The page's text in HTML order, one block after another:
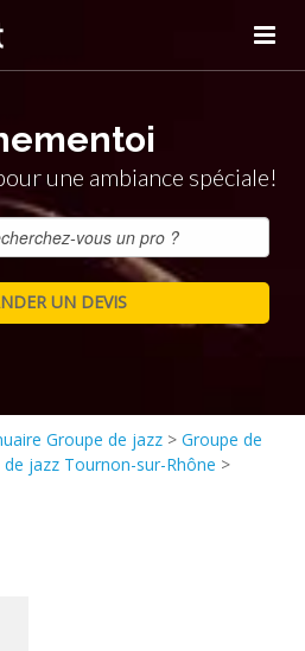
une ambiance spéciale!
Groupe de jazz > Groupe de
de jazz Tournon-sur-Rhône >